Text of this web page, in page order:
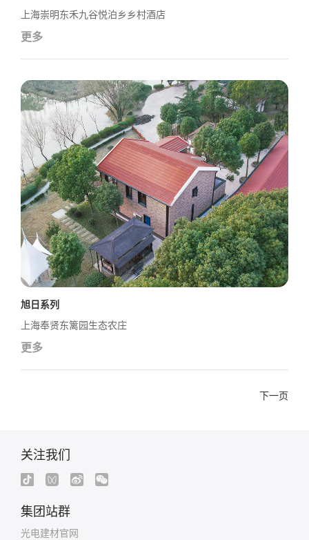
上海崇明东禾九谷悦泊乡乡村酒店
更多
旭日系列
上海奉贤东篱园生态农庄
更多
下一页
关注我们
集团站群
光电建材官网